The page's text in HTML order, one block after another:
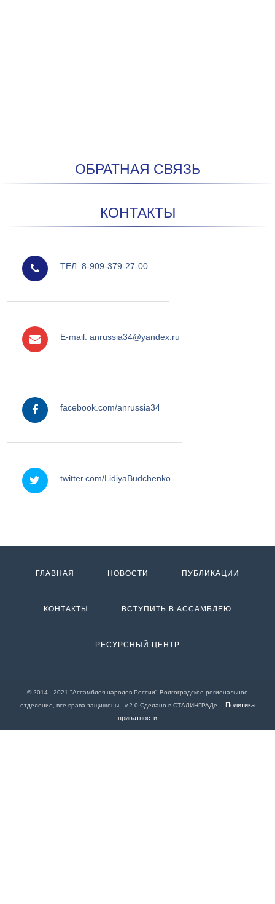
ОБРАТНАЯ СВЯЗЬ
КОНТАКТЫ
ТЕЛ: 8-909-379-27-00
E-mail: anrussia34@yandex.ru
facebook.com/anrussia34
twitter.com/LidiyaBudchenko
ГЛАВНАЯ НОВОСТИ ПУБЛИКАЦИИ
КОНТАКТЫ ВСТУПИТЬ В АССАМБЛЕЮ
РЕСУРСНЫЙ ЦЕНТР
© 2014 - 2021 "Ассамблея народов России" Волгоградское региональное
отделение, все права защищены. v.2.0 Сделано в СТАЛИНГРАДе
Политика
приватности